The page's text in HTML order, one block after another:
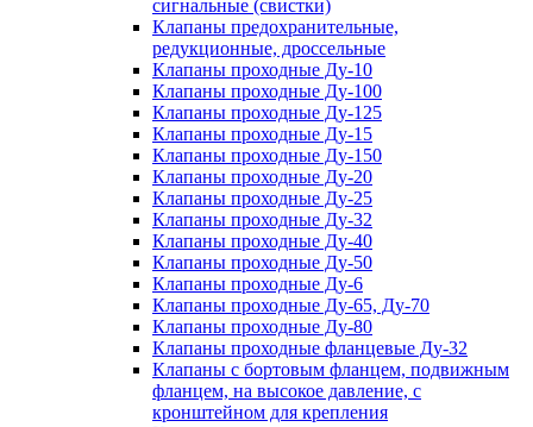
сигнальные (свистки)
Клапаны предохранительные,
редукционные, дроссельные
Клапаны проходные Ду-10
Клапаны проходные Ду-100
Клапаны проходные Ду-125
Клапаны проходные Ду-15
Клапаны проходные Ду-150
Клапаны проходные Ду-20
Клапаны проходные Ду-25
Клапаны проходные Ду-32
Клапаны проходные Ду-40
Клапаны проходные Ду-50
Клапаны проходные Ду-6
Клапаны проходные Ду-65, Ду-70
Клапаны проходные Ду-80
Клапаны проходные фланцевые Ду-32
Клапаны с бортовым фланцем, подвижным
фланцем, на высокое давление, с
кронштейном для крепления